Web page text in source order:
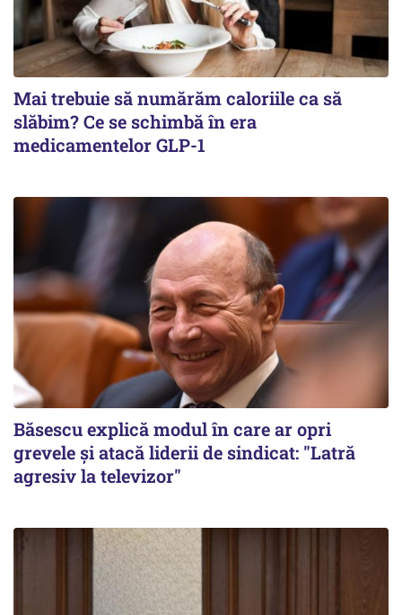
Mai trebuie să numărăm caloriile ca să
slăbim? Ce se schimbă în era
medicamentelor GLP-1
Băsescu explică modul în care ar opri
grevele și atacă liderii de sindicat: "Latră
agresiv la televizor"